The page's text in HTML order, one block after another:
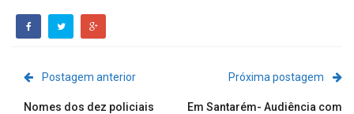
Postagem anterior
Nomes dos dez policiais
Próxima postagem
Em Santarém- Audiência com